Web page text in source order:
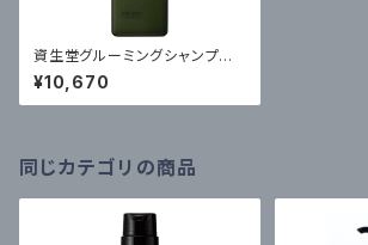
資生堂グルーミングシャンプー5
00ml・トリートメント500gセッ
ト
¥10,670
同じカテゴリの商品